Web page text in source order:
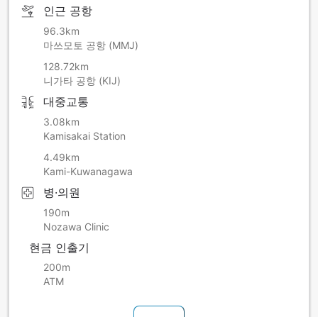
인근 공항
96.3km
마쓰모토 공항 (MMJ)
128.72km
니가타 공항 (KIJ)
대중교통
3.08km
Kamisakai Station
4.49km
Kami-Kuwanagawa
병·의원
190m
Nozawa Clinic
현금 인출기
200m
ATM